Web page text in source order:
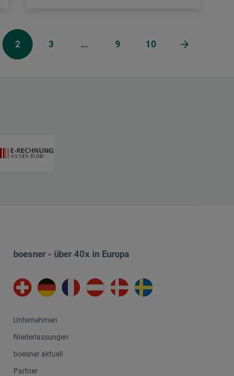
2 3 ... 9 10
boesner - über 40x in Europa
Unternehmen
Niederlassungen
boesner aktuell
Partner